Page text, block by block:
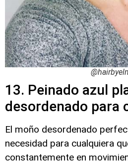
13. Peinado azul
desordenado para
El moño desordenado
necesidad para cualquiera
constantemente en